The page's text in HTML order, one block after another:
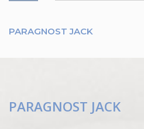
PARAGNOST JACK
PARAGNOST JACK